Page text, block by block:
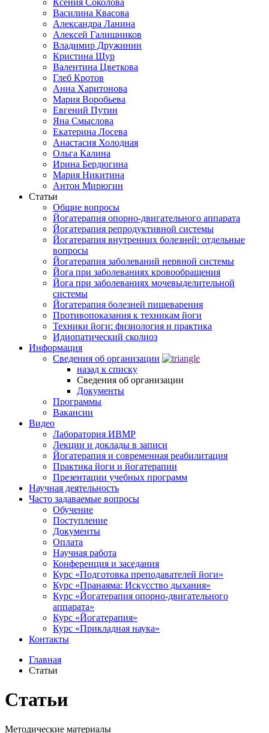
Ксения Соколова
Василина Квасова
Александра Ланина
Алексей Галишников
Владимир Дружинин
Кристина Щур
Валентина Цветкова
Глеб Кротов
Анна Харитонова
Мария Воробьева
Евгений Путин
Яна Смыслова
Екатерина Лосева
Анастасия Холодная
Ольга Калина
Ирина Бердюгина
Мария Никитина
Антон Мирюгин
Статьи
Общие вопросы
Йогатерапия опорно-двигательного аппарата
Йогатерапия репродуктивной системы
Йогатерапия внутренних болезней: отдельные
вопросы
Йогатерапия заболеваний нервной системы
Йога при заболеваниях кровообращения
Йога при заболеваниях мочевыделительной
системы
Йогатерапия болезней пищеварения
Противопоказания к техникам йоги
Техники йоги: физиология и практика
Идиопатический сколиоз
Информация
Сведения об организации
назад к списку
Сведения об организации
Документы
Программы
Вакансии
Видео
Лаборатория ИВМР
Лекции и доклады в записи
Йогатерапия и современная реабилитация
Практика йоги и йогатерапии
Презентации учебных программ
Научная деятельность
Часто задаваемые вопросы
Обучение
Поступление
Документы
Оплата
Научная работа
Конференция и заседания
Курс «Подготовка преподавателей йоги»
Курс «Пранаяма: Искусство дыхания»
Курс «Йогатерапия опорно-двигательного
аппарата»
Курс «Йогатерапия»
Курс «Прикладная наука»
Контакты
Главная
Статьи
Статьи
Методические материалы